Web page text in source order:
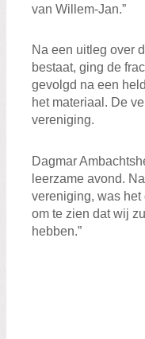
van Willem-Jan.”
Na een uitleg over
bestaat, ging de
gevolgd na een
het materiaal. De
vereniging.
Dagmar
leerzame avond.
vereniging, was het
om te zien dat wij
hebben.”